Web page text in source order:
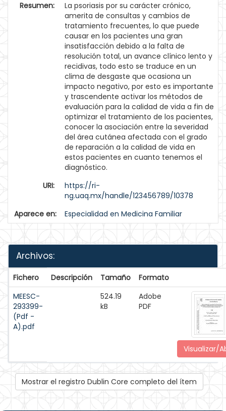
Resumen:
La psoriasis por su carácter crónico,
amerita de consultas y cambios de
tratamiento frecuentes, lo que puede
causar en los pacientes una gran
insatisfacción debido a la falta de
resolución total, un avance clínico lento y
recidivas, todo esto se traduce en un
clima de desgaste que ocasiona un
impacto negativo, por esto es importante
y trascendente activar los métodos de
evaluación para la calidad de vida a fin de
optimizar el tratamiento de los pacientes,
conocer la asociación entre la severidad
del área cutánea afectada con el grado
de reparación a la calidad de vida en
estos pacientes en cuanto tenemos el
diagnóstico.
URI:
https://ri-
ng.uaq.mx/handle/123456789/10378
Aparece en:
Especialidad en Medicina Familiar
Archivos:
Fichero Descripción Tamaño
Formato
MEESC-
293399-
(Pdf -
A).pdf
524.19
kB
Adobe
PDF
Visualizar/
Mostrar el registro Dublin Core completo del ítem